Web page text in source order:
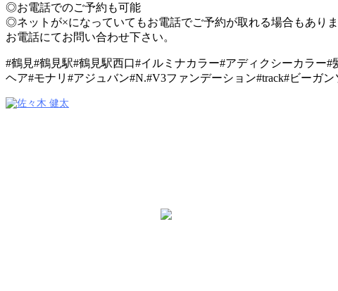
◎お電話でのご予約も可能
◎ネットが×になっていてもお電話でご予約が取れる場合もありま
お電話にてお問い合わせ下さい。
#鶴見#鶴見駅#鶴見駅西口#イルミナカラー#アディクシーカラー
ヘア#モナリ#アジュバン#N.#V3ファンデーション#track#ビーガン